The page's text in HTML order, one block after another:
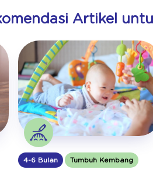
Artikel
4-6 Bulan Tumbuh Kembang